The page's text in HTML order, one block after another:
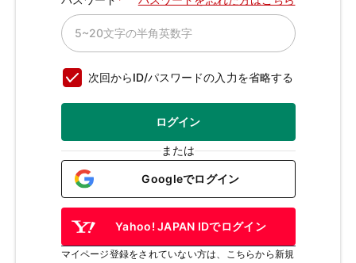
次回からID/パスワードの入力を省略する
ログイン
または
Googleでログイン
Yahoo! JAPAN IDでログイン
マイページ登録をされていない方は、こちらから新規